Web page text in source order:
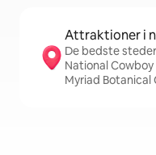
Attraktioner i
De bedste
National
Myriad Botanical